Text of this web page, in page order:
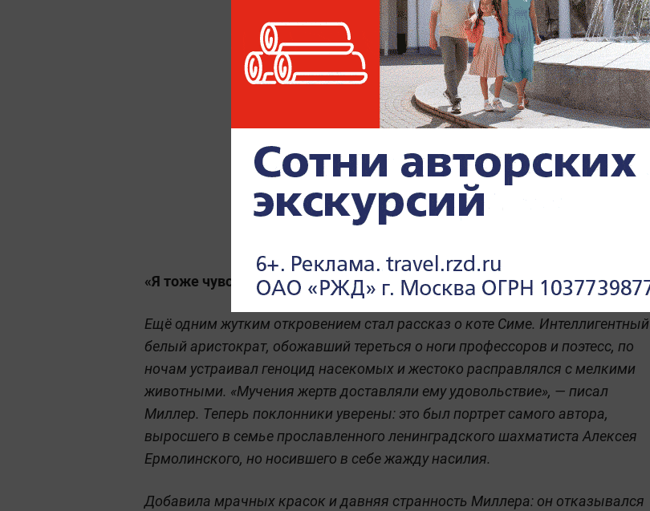
«Я тоже чувствую безнаказанность», — резюмирует персонаж в финале.
Ещё одним жутким откровением стал рассказ о коте Симе. Интеллигентный
белый аристократ, обожавший тереться о ноги профессоров и поэтесс, по
ночам устраивал геноцид насекомых и жестоко расправлялся с мелкими
животными. «Мучения жертв доставляли ему удовольствие», — писал
Миллер. Теперь поклонники уверены: это был портрет самого автора,
выросшего в семье прославленного ленинградского шахматиста Алексея
Ермолинского, но носившего в себе жажду насилия.
Добавила мрачных красок и давняя странность Миллера: он отказывался